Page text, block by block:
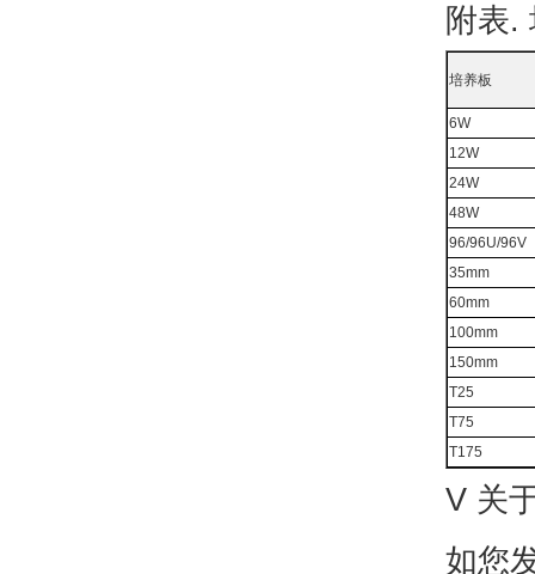
附表.
培养板
6W
12W
24W
48W
96/96U/96V
35mm
60mm
100mm
150mm
T25
T75
T175
V 关
如您